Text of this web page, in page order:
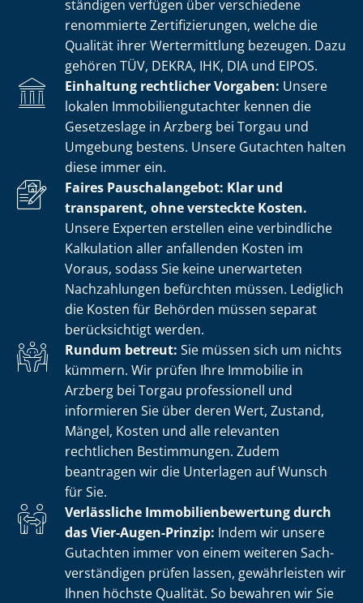
stän­di­gen verfügen über verschiedene
renommierte Zer­ti­fi­zie­run­gen, welche die
Qualität ihrer Wertermittlung bezeugen. Dazu
gehören TÜV, DEKRA, IHK, DIA und EIPOS.
Einhaltung rechtlicher Vorgaben: Unsere
lokalen Im­mo­bi­li­en­gut­ach­ter kennen die
Gesetzeslage in Arzberg bei Torgau und
Umgebung bestens. Unsere Gutachten halten
diese immer ein.
Faires Pauschalangebot: Klar und
transparent, ohne versteckte Kosten.
Unsere Experten erstellen eine verbindliche
Kalkulation aller anfallenden Kosten im
Voraus, sodass Sie keine unerwarteten
Nachzahlungen befürchten müssen. Lediglich
die Kosten für Behörden müssen separat
berücksichtigt werden.
Rundum betreut: Sie müssen sich um nichts
kümmern. Wir prüfen Ihre Immobilie in
Arzberg bei Torgau professionell und
informieren Sie über deren Wert, Zustand,
Mängel, Kosten und alle relevanten
rechtlichen Bestimmungen. Zudem
beantragen wir die Unterlagen auf Wunsch
für Sie.
Verlässliche Im­mo­bi­li­en­be­wer­tung durch
das Vier-Augen-Prinzip: Indem wir unsere
Gutachten immer von einem weiteren Sach­
ver­stän­di­gen prüfen lassen, gewährleisten wir
Ihnen höchste Qualität. So bewahren wir Sie